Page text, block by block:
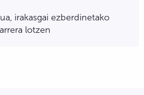
irakasgai ezberdinetako
lotzen